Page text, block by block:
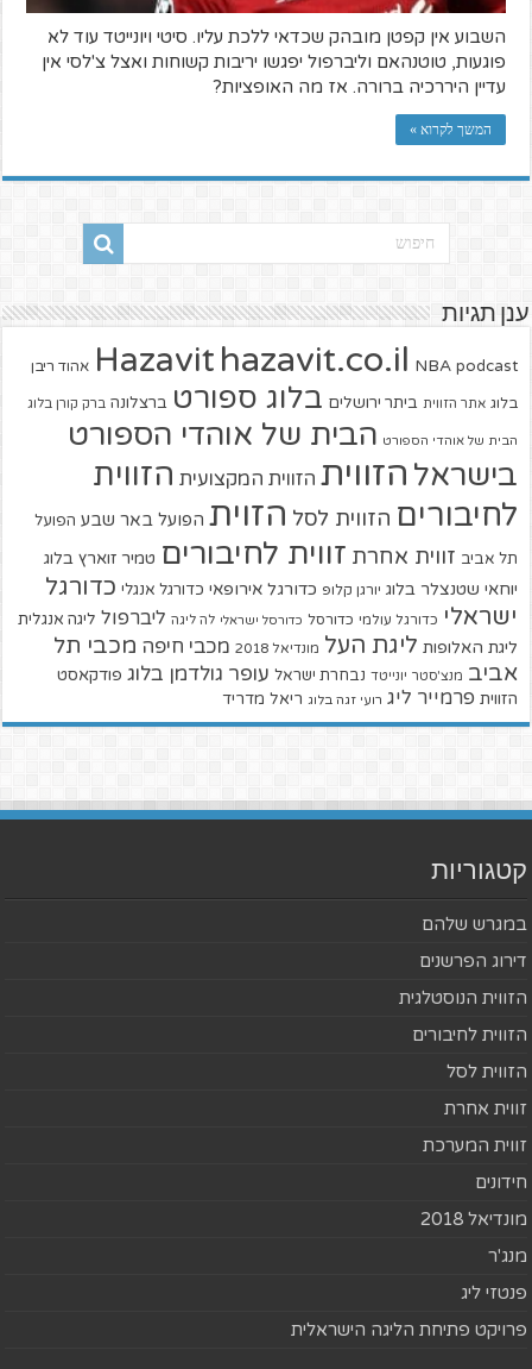
השבוע אין קפטן מובהק שכדאי ללכת עליו. סיטי ויונייטד עוד לא
פוגעות, טוטנהאם וליברפול יפגשו יריבות קשוחות ואצל צ'לסי אין
עדיין היררכיה ברורה. אז מה האופציות?
המשך לקרוא »
ענן תגיות
Hazavit hazavit.co.il NBA podcast אהוד ריבן
בלוג אתר הזווית ביתר ירושלים בלוג ספורט ברצלונה ברק קורן בלוג
הבית של אוהדי הספורט הבית של אוהדי הספורט
בישראל הזווית הזווית המקצועית הזווית
לחיבורים הזווית לסל הזוית הפועל באר שבע הפועל
תל אביב זווית אחרת זווית לחיבורים טמיר זוארץ בלוג
יוחאי שטנצלר בלוג יורגן קלופ כדורגל אירופאי כדורגל אנגלי כדורגל
ישראלי כדורגל עולמי כדורסל כדורסל ישראלי לה ליגה ליברפול ליגה אנגלית
ליגת האלופות ליגת העל מונדיאל 2018 מכבי חיפה מכבי תל
אביב מנצ'סטר יונייטד נבחרת ישראל עופר גולדמן בלוג פודקאסט
הזווית פרמייר ליג רועי זגה בלוג ריאל מדריד
קטגוריות
במגרש שלהם
דירוג הפרשנים
הזווית הנוסטלגית
הזווית לחיבורים
הזווית לסל
זווית אחרת
זווית המערכת
חידונים
מונדיאל 2018
מנג'ר
פנטזי ליג
פרויקט פתיחת הליגה הישראלית